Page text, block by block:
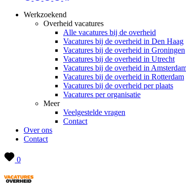
Werkzoekend
Overheid vacatures
Alle vacatures bij de overheid
Vacatures bij de overheid in Den Haag
Vacatures bij de overheid in Groningen
Vacatures bij de overheid in Utrecht
Vacatures bij de overheid in
Vacatures bij de overheid in Rotterdam
Vacatures bij de overheid per plaats
Vacatures per organisatie
Meer
Veelgestelde vragen
Contact
Over ons
Contact
0